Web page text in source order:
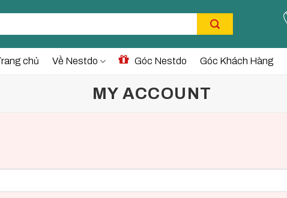
chủ Về Nestdo Góc Nestdo Góc Khách Hàng
MY ACCOUNT